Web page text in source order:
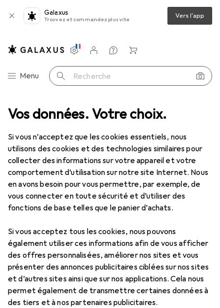
Vos données. Votre choix.
Si vous n’acceptez que les cookies essentiels, nous
utilisons des cookies et des technologies similaires pour
collecter des informations sur votre appareil et votre
comportement d’utilisation sur notre site Internet. Nous
en avons besoin pour vous permettre, par exemple, de
vous connecter en toute sécurité et d’utiliser des
fonctions de base telles que le panier d’achats.
Si vous acceptez tous les cookies, nous pouvons
également utiliser ces informations afin de vous afficher
des offres personnalisées, améliorer nos sites et vous
présenter des annonces publicitaires ciblées sur nos sites
et d’autres sites ainsi que sur nos applications. Cela nous
permet également de transmettre certaines données à
des tiers et à nos partenaires publicitaires.
Galaxus
Trouvez et commandez plus vite Vers l'app
Navigation par catégorie
Menu Recherche
Paramètres
Compte client
Listes de comparaison
Listes d'envies
Panier
Chargeurs Câble USB StarTech USB A – USB A
2 images
REMISE QUANTITATIVE
USB A – USB A
1.83 m, USB 2.0
Prix en EUR TVA incl.
EUR
6,95 économisez EUR
2,68
142
Évaluations Marque
Plus de produits StarTech